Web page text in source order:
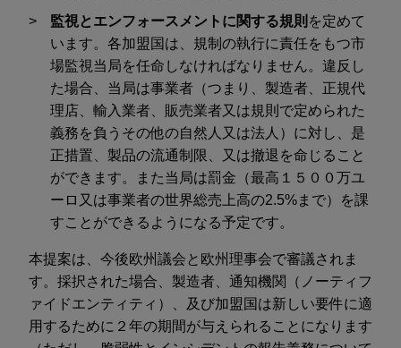
監視とエンフォースメントに関する規則 を定めて
います。各加盟国は、規制の執行に責任をもつ市
場監視当局を任命しなければなりません。違反し
た場合、当局は事業者（つまり、製造者、正規代
理店、輸入業者、販売業者又は規則で定められた
義務を負うその他の自然人又は法人）に対し、是
正措置、製品の流通制限、又は撤退を命じること
ができます。また当局は罰金（最高１５００万ユ
ーロ又は事業者の世界総売上高の2.5%まで）を課
すことができるようになる予定です。
本提案は、今後欧州議会と欧州理事会で審議されま
す。採択された場合、製造者、通知機関（ノーティフ
ァイドエンティティ）、及び加盟国は新しい要件に適
用するために２年の期間が与えられることになります